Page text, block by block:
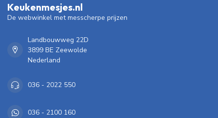
Keukenmesjes.nl
De webwinkel met messcherpe prijzen
Landbouwweg 22D
3899 BE Zeewolde
Nederland
036 - 2022 550
036 - 2100 160